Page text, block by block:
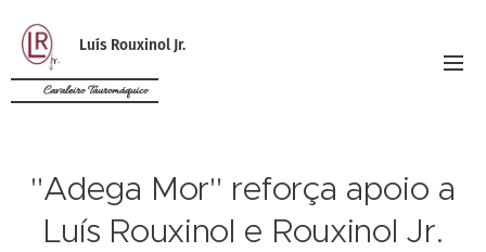
Luís Rouxinol Jr.
Cavaleiro Tauromáquico
"Adega Mor" reforça apoio a
Luís Rouxinol e Rouxinol Jr.